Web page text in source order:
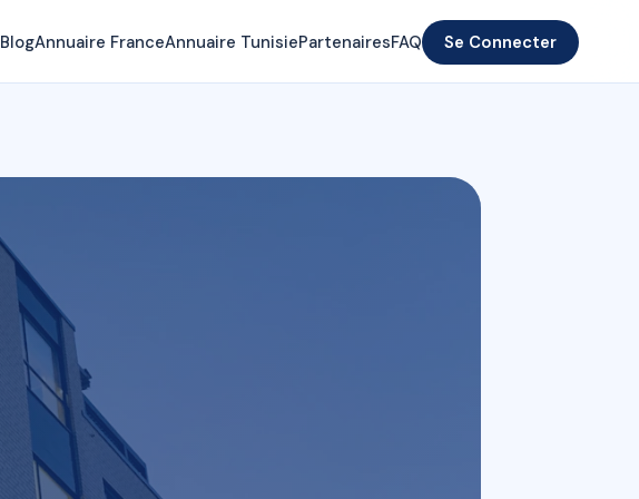
BlogAnnuaire FranceAnnuaire TunisiePartenairesFAQ Se Connecter